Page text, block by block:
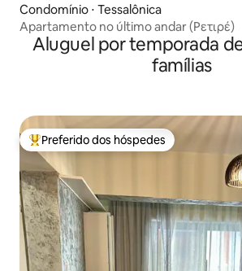
Condomínio ⋅ Tessalônica
Apartamento no último andar (Ρετιρέ)
Aluguel por temporada
famílias
Entre os melhores preferidos dos
Preferido dos hóspedes